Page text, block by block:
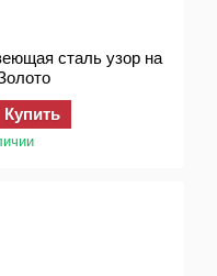
сталь узор на
Купить